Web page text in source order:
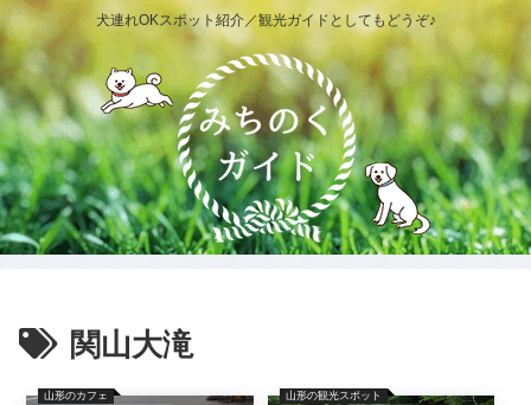
犬連れOKスポット紹介／観光ガイドとしてもどうぞ♪
関山大滝
山形のカフェ 山形の観光スポット